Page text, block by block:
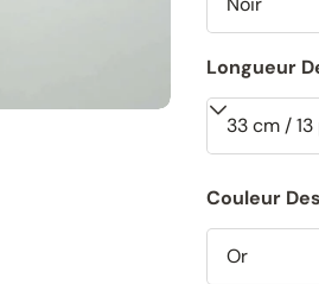
Longueur
Couleur